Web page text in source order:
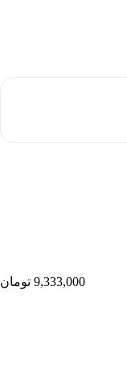
9,333,000 تومان